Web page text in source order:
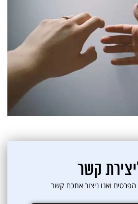
קבלת דיוור פרסומי במייל
קשר
ואנו ניצור אתכם קשר